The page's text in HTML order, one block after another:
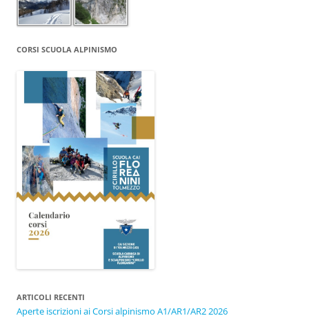
CORSI SCUOLA ALPINISMO
ARTICOLI RECENTI
Aperte iscrizioni ai Corsi alpinismo A1/AR1/AR2 2026